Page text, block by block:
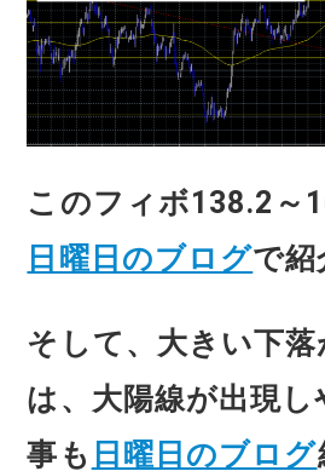
このフィボ138.2～
日曜日のブログで紹
そして、大きい下
は、大陽線が出現し
事も 日曜日のブログ